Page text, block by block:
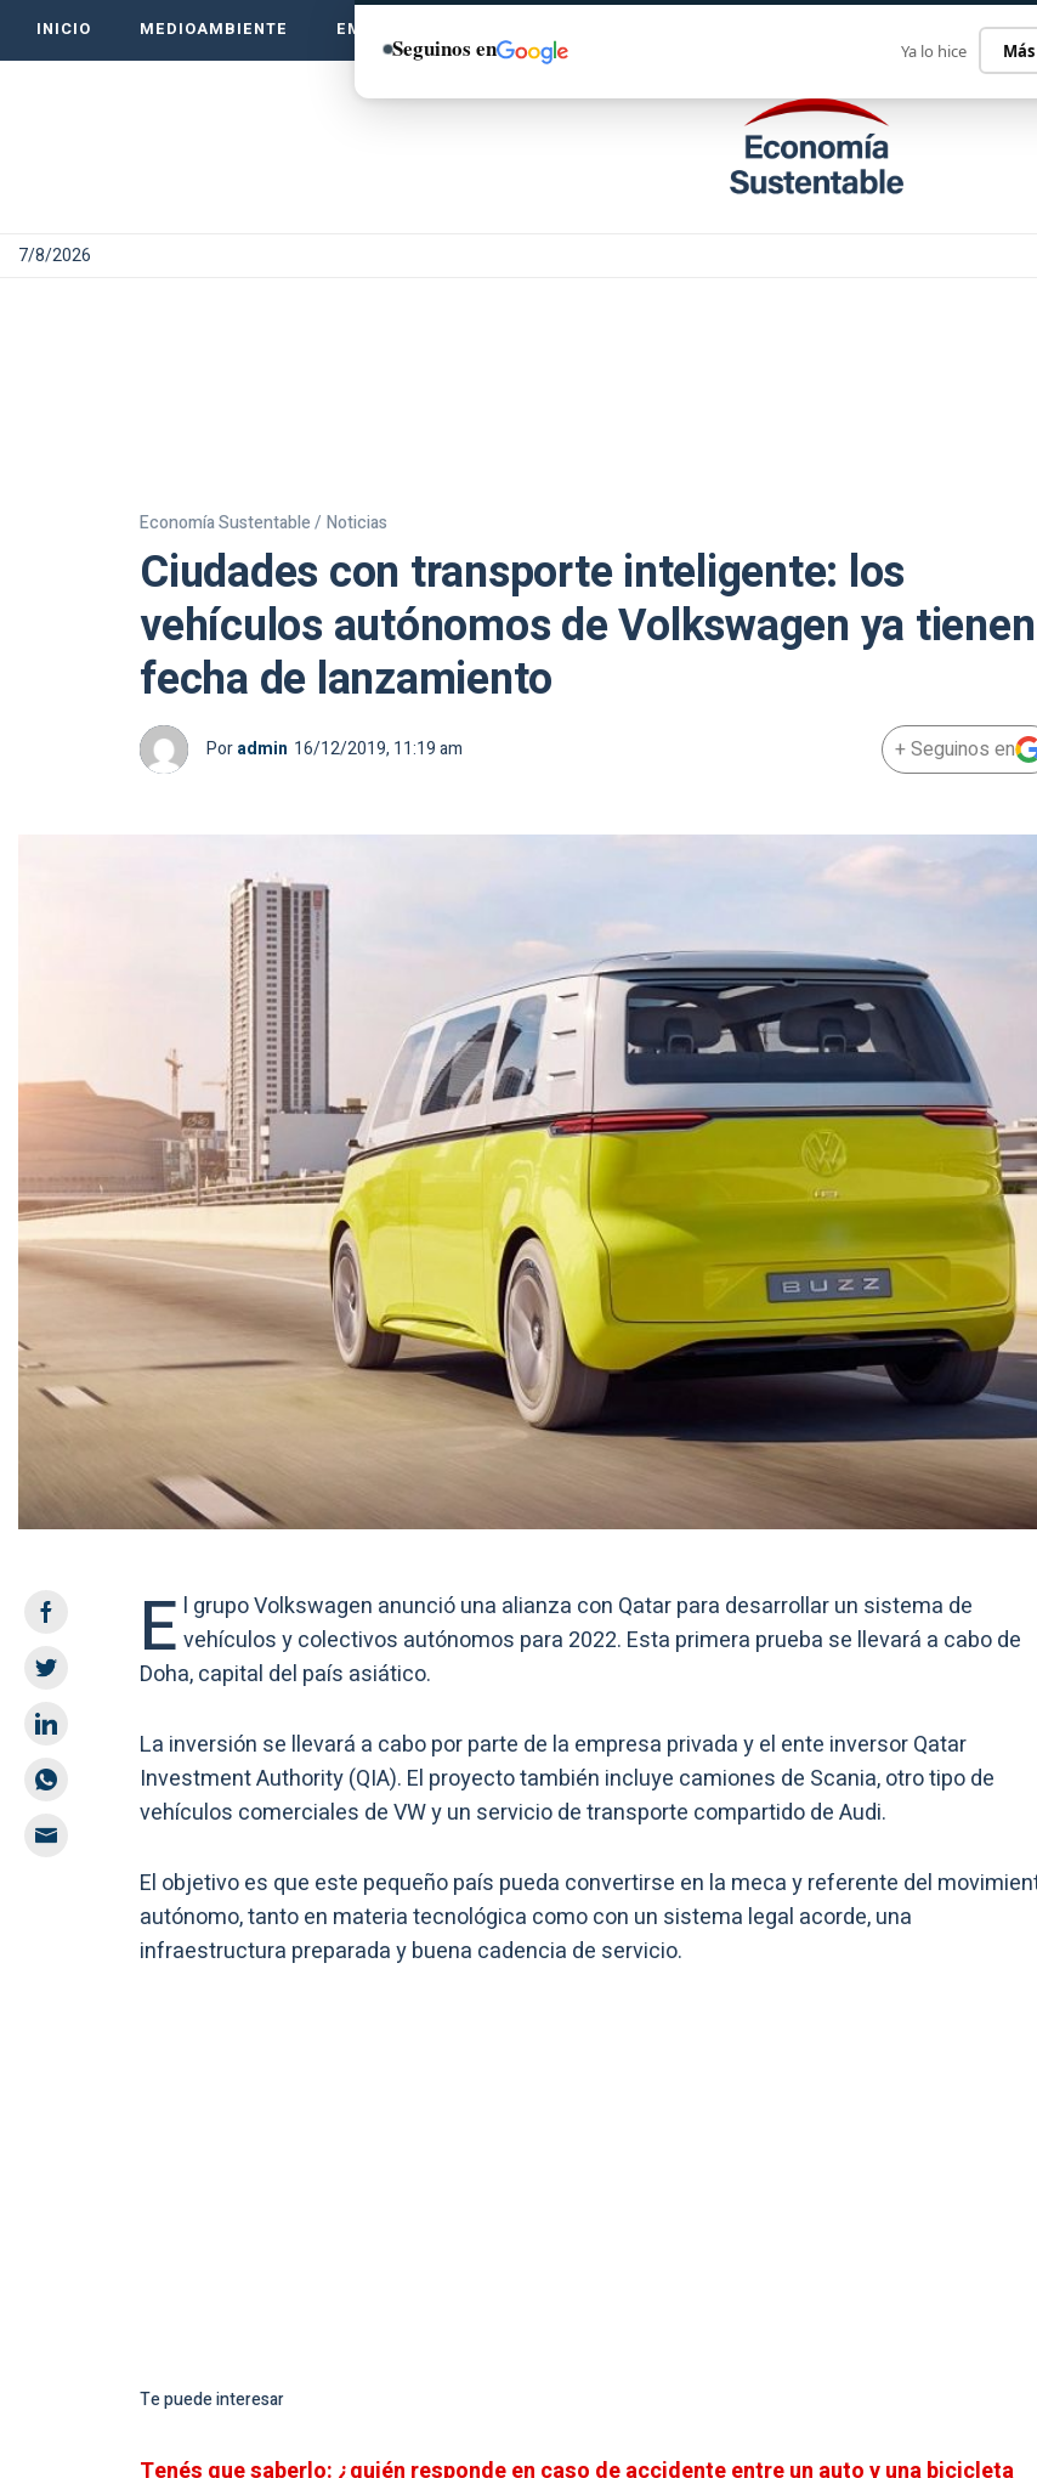
INICIO MEDIOAMBIENTE EMPRENDE VERDE
7/8/2026
Economía Sustentable / Noticias
Ciudades con transporte inteligente: los
vehículos autónomos de Volkswagen ya tienen
fecha de lanzamiento
Poradmin 16/12/2019, 11:19 am + Seguinos en
E l grupo Volkswagen anunció una alianza con Qatar para desarrollar un sistema de
vehículos y colectivos autónomos para 2022. Esta primera prueba se llevará a cabo de
Doha, capital del país asiático.
La inversión se llevará a cabo por parte de la empresa privada y el ente inversor Qatar
Investment Authority (QIA). El proyecto también incluye camiones de Scania, otro tipo de
vehículos comerciales de VW y un servicio de transporte compartido de Audi.
El objetivo es que este pequeño país pueda convertirse en la meca y referente del
autónomo, tanto en materia tecnológica como con un sistema legal acorde, una
infraestructura preparada y buena cadencia de servicio.
Te puede interesar
Seguinos en Ya lo hice